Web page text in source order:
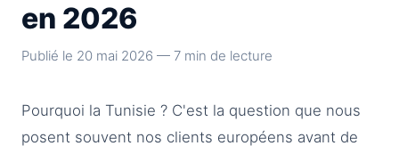
en 2026
Publié le 20 mai 2026 — 7 min de lecture
Pourquoi la Tunisie ? C'est la question que nous
posent souvent nos clients européens avant de